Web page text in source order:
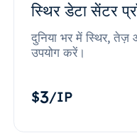
स्थिर डेटा सेंटर
दुनिया भर में स्थिर,
उपयोग करें।
$3/IP